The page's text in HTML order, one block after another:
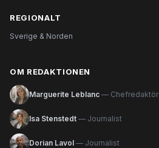
REGIONALT
Sverige & Norden
OM REDAKTIONEN
Marguerite Leblanc — Chefredaktör
Isa Stenstedt — Journalist
Dorian Lavol — Journalist